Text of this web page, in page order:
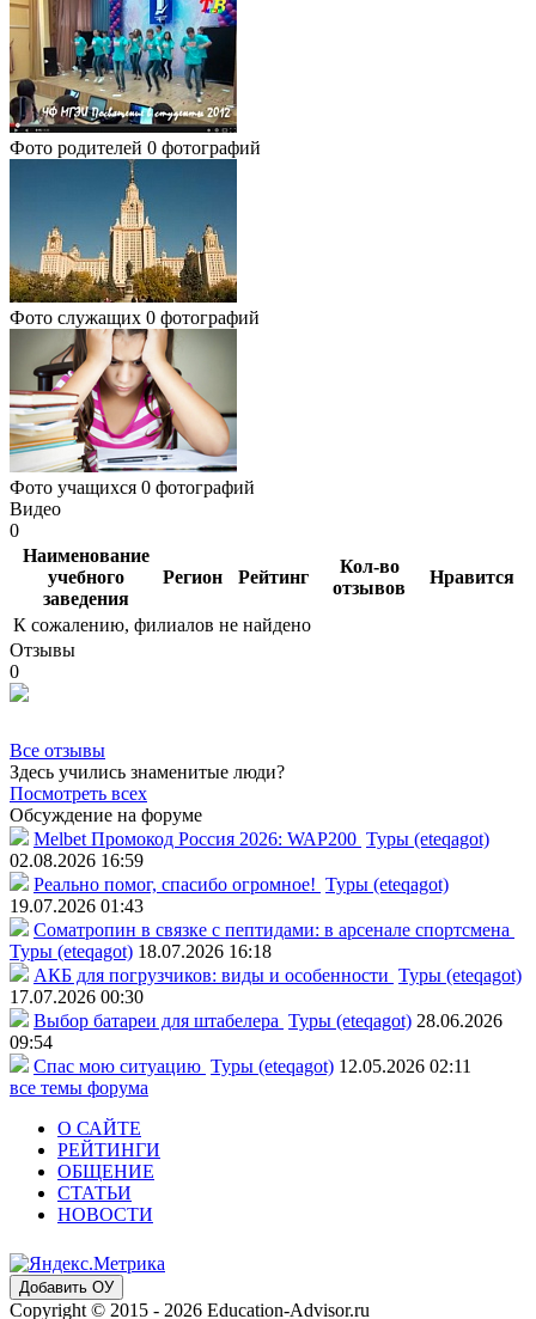
Фото родителей 0 фотографий
Фото служащих 0 фотографий
Фото учащихся 0 фотографий
Видео
0
Наименование
учебного
заведения
Регион Рейтинг
Кол-во
отзывов
Нравится
К сожалению, филиалов не найдено
Отзывы
0
Все отзывы
Здесь учились знаменитые люди?
Посмотреть всех
Обсуждение на форуме
Melbet Промокод Россия 2026: WAP200 Туры (eteqagot)
02.08.2026 16:59
Реально помог, спасибо огромное! Туры (eteqagot)
19.07.2026 01:43
Соматропин в связке с пептидами: в арсенале спортсмена
Туры (eteqagot) 18.07.2026 16:18
АКБ для погрузчиков: виды и особенности Туры (eteqagot)
17.07.2026 00:30
Выбор батареи для штабелера Туры (eteqagot) 28.06.2026
09:54
Спас мою ситуацию Туры (eteqagot) 12.05.2026 02:11
все темы форума
О САЙТЕ
РЕЙТИНГИ
ОБЩЕНИЕ
СТАТЬИ
НОВОСТИ
Добавить ОУ
Copyright © 2015 - 2026 Education-Advisor.ru